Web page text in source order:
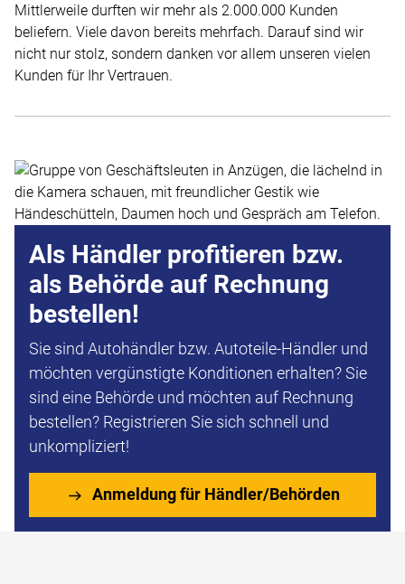
Mittlerweile durften wir mehr als 2.000.000 Kunden
beliefern. Viele davon bereits mehrfach. Darauf sind wir
nicht nur stolz, sondern danken vor allem unseren vielen
Kunden für Ihr Vertrauen.
Als Händler profitieren bzw.
als Behörde auf Rechnung
bestellen!
Sie sind Autohändler bzw. Autoteile-Händler und
möchten vergünstigte Konditionen erhalten? Sie
sind eine Behörde und möchten auf Rechnung
bestellen? Registrieren Sie sich schnell und
unkompliziert!
Anmeldung für Händler/Behörden